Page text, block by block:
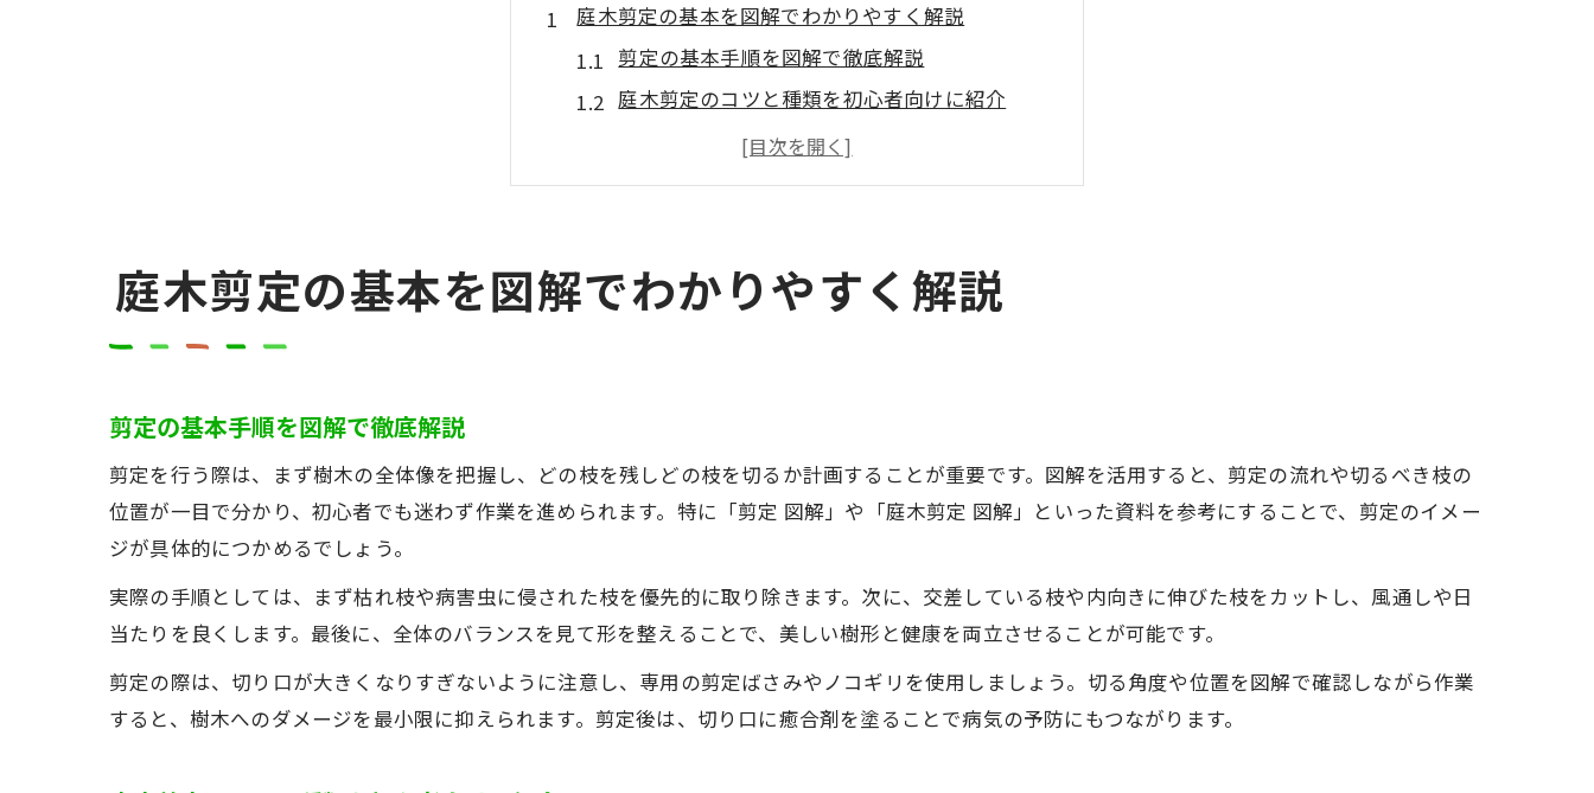
庭木剪定の基本を図解でわかりやすく解説
剪定の基本手順を図解で徹底解説
庭木剪定のコツと種類を初心者向けに紹介
剪定図解を活用した樹形の整え方のポイント
庭木剪定の基本知識とタイミングの見極め方
剪定で守りたい縁起と伝統の知恵とは
縁起を重んじる剪定の考え方と伝統的作法
庭木剪定で守るべき伝統と暦の知識を解説
不要な枝を正しく見極める剪定のコツ
ひこばえや内向き枝を見極める剪定の基本
剪定で美しい樹形を保つ不要枝の判断方法
初心者でもできる剪定の枝選び実践ポイント
剪定に役立つ枝の種類と切り方の基礎知識
庭木剪定の基本を図解でわかりやすく解説
剪定の基本手順を図解で徹底解説
剪定を行う際は、まず樹木の全体像を把握し、どの枝を残しどの枝を切るか計画することが重要です。図解を活用すると、剪定の流れや切るべき枝の
位置が一目で分かり、初心者でも迷わず作業を進められます。特に「剪定 図解」や「庭木剪定 図解」といった資料を参考にすることで、剪定のイメー
ジが具体的につかめるでしょう。
実際の手順としては、まず枯れ枝や病害虫に侵された枝を優先的に取り除きます。次に、交差している枝や内向きに伸びた枝をカットし、風通しや日
当たりを良くします。最後に、全体のバランスを見て形を整えることで、美しい樹形と健康を両立させることが可能です。
剪定の際は、切り口が大きくなりすぎないように注意し、専用の剪定ばさみやノコギリを使用しましょう。切る角度や位置を図解で確認しながら作業
すると、樹木へのダメージを最小限に抑えられます。剪定後は、切り口に癒合剤を塗ることで病気の予防にもつながります。